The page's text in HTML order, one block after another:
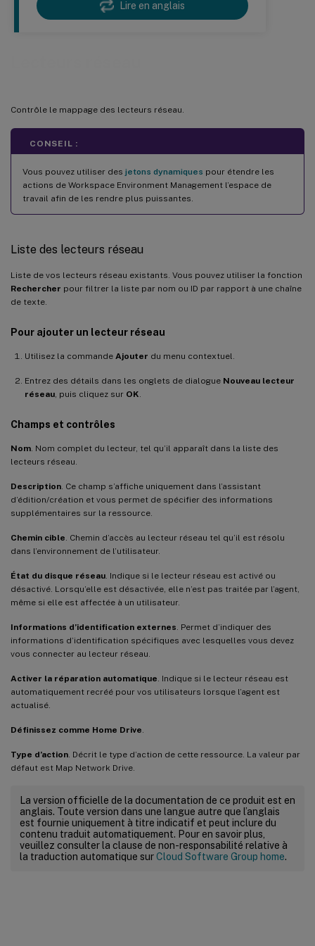
Lire en anglais
Contrôle le mappage des lecteurs réseau.
CONSEIL :
Vous pouvez utiliser des jetons dynamiques pour étendre les
actions de Workspace Environment Management l’espace de
travail afin de les rendre plus puissantes.
Liste des lecteurs réseau
Liste de vos lecteurs réseau existants. Vous pouvez utiliser la fonction
Rechercher pour filtrer la liste par nom ou ID par rapport à une chaîne
de texte.
Pour ajouter un lecteur réseau
Utilisez la commande Ajouter du menu contextuel.
Entrez des détails dans les onglets de dialogue Nouveau lecteur
réseau , puis cliquez sur OK
Champs et contrôles
Nom . Nom complet du lecteur, tel qu’il apparaît dans la liste des
lecteurs réseau.
Description . Ce champ s’affiche uniquement dans l’assistant
d’édition/création et vous permet de spécifier des informations
supplémentaires sur la ressource.
Chemin cible . Chemin d’accès au lecteur réseau tel qu’il est résolu
dans l’environnement de l’utilisateur.
État du disque réseau . Indique si le lecteur réseau est activé ou
désactivé. Lorsqu’elle est désactivée, elle n’est pas traitée par l’agent,
même si elle est affectée à un utilisateur.
Informations d’identification externes . Permet d’indiquer des
informations d’identification spécifiques avec lesquelles vous devez
vous connecter au lecteur réseau.
Activer la réparation automatique . Indique si le lecteur réseau est
automatiquement recréé pour vos utilisateurs lorsque l’agent est
actualisé.
Définissez comme Home Drive
Type d’action . Décrit le type d’action de cette ressource. La valeur par
défaut est Map Network Drive.
La version officielle de la documentation de ce produit est en
anglais. Toute version dans une langue autre que l’anglais
est fournie uniquement à titre indicatif et peut inclure du
contenu traduit automatiquement. Pour en savoir plus,
veuillez consulter la clause de non-responsabilité relative à
la traduction automatique surCloud Software Group home.